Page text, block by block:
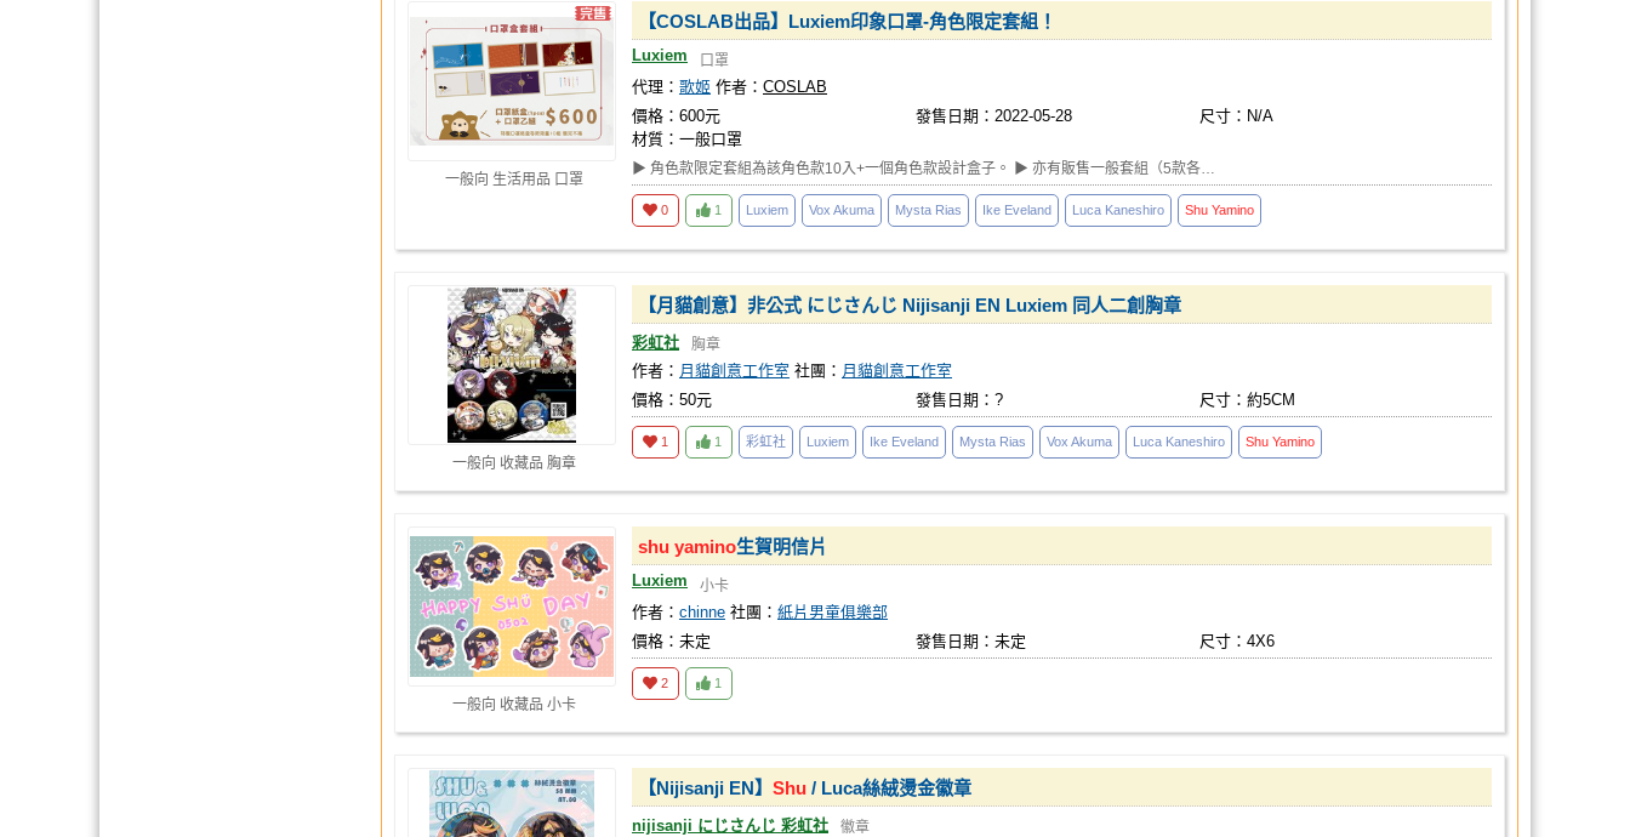
一般向 生活用品 口罩
【COSLAB出品】Luxiem印象口罩-角色限定套組！
Luxiem 口罩
代理： 歌姬 作者： COSLAB
價格：600元
發售日期：2022-05-28
尺寸：N/A
材質：一般口罩
▶ 角色款限定套組為該角色款10入+一個角色款設計盒子。 ▶ 亦有販售一般套組（5款各…
0 1 Luxiem Vox Akuma Mysta Rias Ike Eveland Luca Kaneshiro Shu Yamino
一般向 收藏品 胸章
【月貓創意】非公式 にじさんじ Nijisanji EN Luxiem 同人二創胸章
彩虹社 胸章
作者： 月貓創意工作室 社團： 月貓創意工作室
價格：50元
發售日期：? 尺寸：約5CM
1 1 彩虹社 Luxiem Ike Eveland Mysta Rias Vox Akuma Luca Kaneshiro Shu Yamino
一般向 收藏品 小卡
shu yamino生賀明信片
Luxiem 小卡
作者： chinne 社團： 紙片男童俱樂部
價格：未定
發售日期：未定 尺寸：4X6
2 1
【Nijisanji EN】 Shu / Luca絲絨燙金徽章
nijisanji にじさんじ 彩虹社 徽章